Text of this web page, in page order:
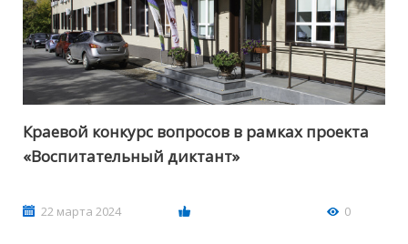
Краевой конкурс вопросов в рамках проекта
«Воспитательный диктант»
22 марта 2024 0